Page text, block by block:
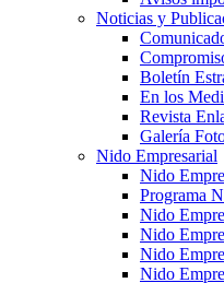
Noticias y
Boletín
En los
Revista
Galería
Nido Empresarial
Nido
Programa
Nido
Nido
Nido
Nido